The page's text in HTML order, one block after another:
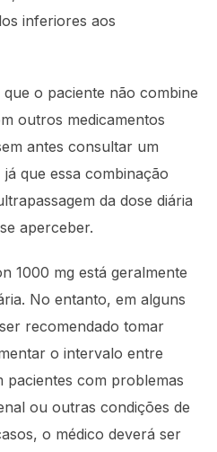
inferiores aos
o paciente não combine
outros medicamentos
antes consultar um
que essa combinação
da dose diária
aperceber.
1000 mg está geralmente
No entanto, em alguns
recomendado tomar
o intervalo entre
pacientes com problemas
ou outras condições de
o médico deverá ser